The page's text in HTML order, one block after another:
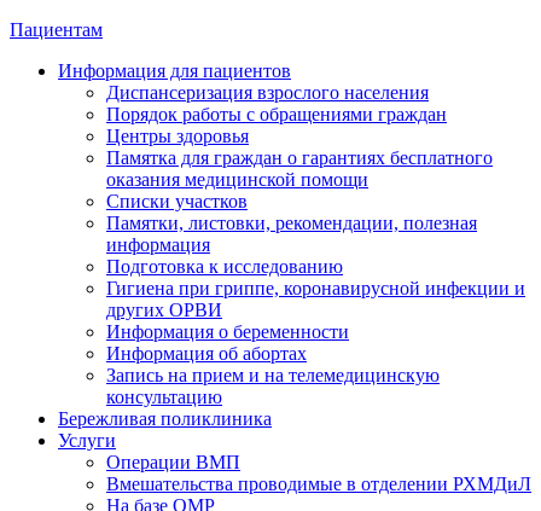
Пациентам
Информация для пациентов
Диспансеризация взрослого населения
Порядок работы с обращениями граждан
Центры здоровья
Памятка для граждан о гарантиях бесплатного
оказания медицинской помощи
Cписки участков
Памятки, листовки, рекомендации, полезная
информация
Подготовка к исследованию
Гигиена при гриппе, коронавирусной инфекции и
других ОРВИ
Информация о беременности
Информация об абортах
Запись на прием и на телемедицинскую
консультацию
Бережливая поликлиника
Услуги
Операции ВМП
Вмешательства проводимые в отделении РХМДиЛ
На базе ОМР